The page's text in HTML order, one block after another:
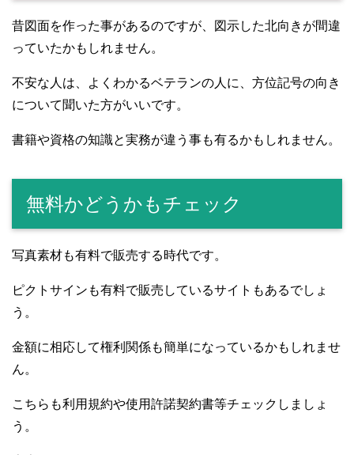
昔図面を作った事があるのですが、図示した北向きが間違
っていたかもしれません。
不安な人は、よくわかるベテランの人に、方位記号の向き
について聞いた方がいいです。
書籍や資格の知識と実務が違う事も有るかもしれません。
無料かどうかもチェック
写真素材も有料で販売する時代です。
ピクトサインも有料で販売しているサイトもあるでしょ
う。
金額に相応して権利関係も簡単になっているかもしれませ
ん。
こちらも利用規約や使用許諾契約書等チェックしましょ
う。